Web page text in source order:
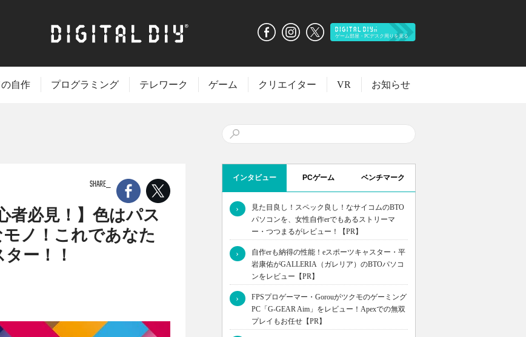
自作 プログラミング テレワーク ゲーム クリエイター VR お知らせ
グラデーションについてについて見ていきます。塗り
SHARE
者必見！】色はパス
ノ！これであなた
ー！！
インタビュー PCゲーム ベンチマーク
›
見た目良し！スペック良し！なサイコムのBTO
パソコンを、女性自作erでもあるストリーマ
ー・つつまるがレビュー！【PR】
›
自作erも納得の性能！eスポーツキャスター・平
岩康佑がGALLERIA（ガレリア）のBTOパソコ
ンをレビュー【PR】
›
FPSプロゲーマー・Gorouがツクモのゲーミング
PC「G-GEAR Aim」をレビュー！Apexでの無双
プレイもお任せ【PR】